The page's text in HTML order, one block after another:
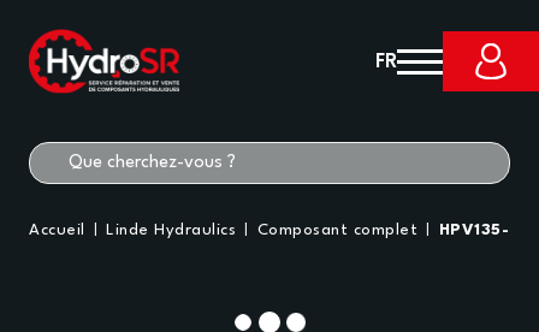
FR
Accueil Linde Hydraulics Composant complet HPV135-